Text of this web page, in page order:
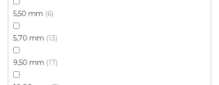
5,50 mm 6
5,70 mm 13
9,50 mm 17